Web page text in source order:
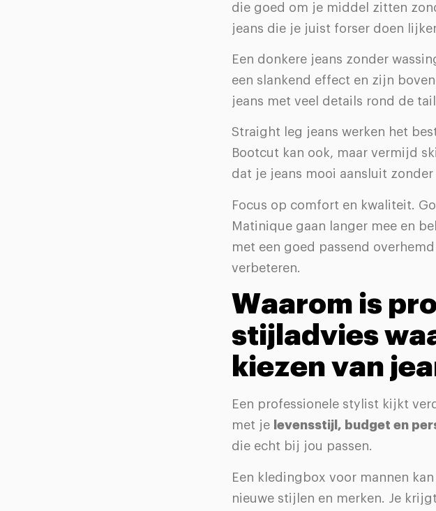
die goed om je middel zitten
jeans die je juist forser doen
Een donkere jeans zonder
een slankend effect en zijn
jeans met veel details rond de
Straight leg jeans werken het
Bootcut kan ook, maar vermijd
dat je jeans mooi aansluit zonder
Focus op comfort en kwaliteit.
Matinique gaan langer mee en
met een goed passend
verbeteren.
Waarom is
stijladvies
kiezen van
Een professionele stylist kijkt
met je levensstijl, budget en
die echt bij jou passen.
Een kledingbox voor mannen
nieuwe stijlen en merken. Je